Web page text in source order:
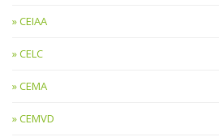
CEIAA
CELC
CEMA
CEMVD